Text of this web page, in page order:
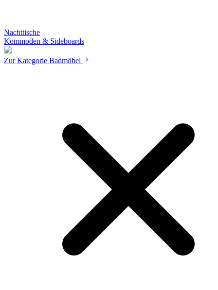
Nachttische
Kommoden & Sideboards
Zur Kategorie Badmöbel